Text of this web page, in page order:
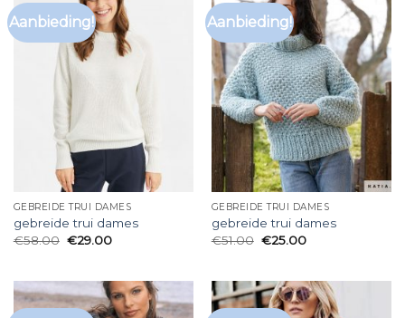
Aanbieding!
GEBREIDE TRUI DAMES
gebreide trui dames
€58.00 €29.00
Aanbieding!
GEBREIDE TRUI DAMES
gebreide trui dames
€51.00 €25.00